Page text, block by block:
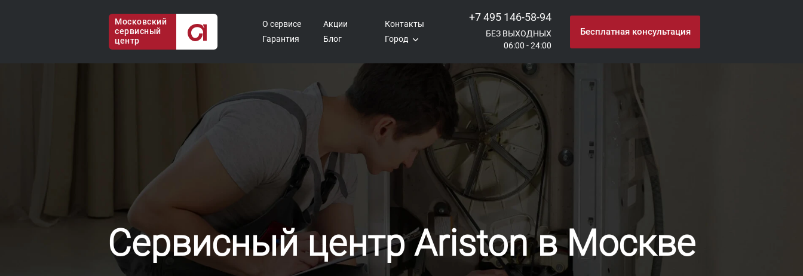
Московский
сервисный
центр
О сервисе Акции
Контакты
Гарантия
Блог Город
+7 495 146-58-94
БЕЗ ВЫХОДНЫХ
06:00 - 24:00
Бесплатная консультация
Сервисный центр Ariston в Москве